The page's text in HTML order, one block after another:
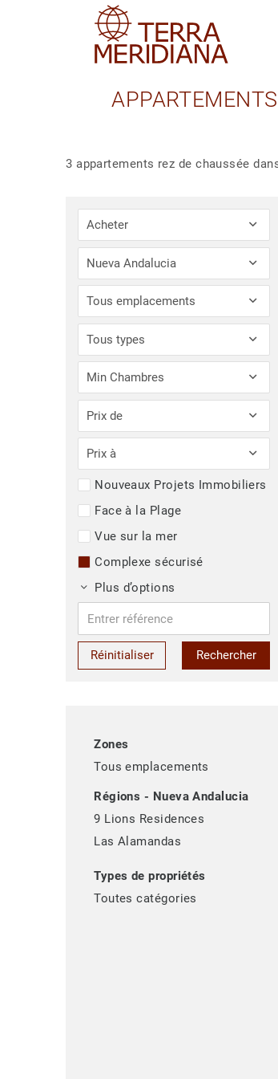
3 appartements rez de chaussée
Acheter
Nueva Andalucia
Tous emplacements
Tous types
Min Chambres
Prix de
Prix à
Nouveaux Projets Immobiliers
Face à la Plage
Vue sur la mer
Complexe sécurisé
Plus d’options
Rechercher
Réinitialiser
Zones
Tous emplacements
Régions - Nueva Andalucia
9 Lions Residences
Las Alamandas
Types de propriétés
Toutes catégories